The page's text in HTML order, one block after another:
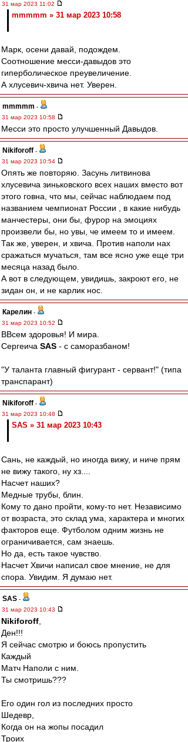
31 мар 2023 11:02
mmmmm » 31 мар 2023 10:58
Марк, осени давай, подождем.
Соотношение месси-давыдов это
гиперболическое преувеличение.
А хлусевич-хвича нет. Уверен.
mmmmm -
31 мар 2023 10:58
Месси это просто улучшенный Давыдов.
Nikiforoff -
31 мар 2023 10:54
Опять же повторяю. Засунь литвинова
хлусевича зиньковского всех наших вместо вот
этого говна, что мы, сейчас наблюдаем под
названием чемпионат России , в какие нибудь
манчестеры, они бы, фурор на эмоциях
произвели бы, но увы, че имеем то и имеем.
Так же, уверен, и хвича. Против наполи нах
сражаться мучаться, там все ясно уже еще три
месяца назад было.
А вот в следующем, увидишь, закроют его, не
зидан он, и не карлик нос.
Карелин -
31 мар 2023 10:52
ВВсем здоровья! И мира.
Сергеича SAS - с саморазбаном!
"У таланта главный фигурант - сервант!" (типа
транспарант)
Nikiforoff -
31 мар 2023 10:48
SAS » 31 мар 2023 10:43
Сань, не каждый, но иногда вижу, и ниче прям
не вижу такого, ну хз....
Насчет наших?
Медные трубы, блин.
Кому то дано пройти, кому-то нет. Независимо
от возраста, это склад ума, характера и многих
факторов еще. Футболом одним жизнь не
ограничивается, сам знаешь.
Но да, есть такое чувство.
Насчет Хвичи написал свое мнение, не для
спора. Увидим. Я думаю нет.
SAS -
31 мар 2023 10:43
Nikiforoff
Ден!!!
Я сейчас смотрю и боюсь пропустить
Каждый
Матч Наполи с ним.
Ты смотришь???
Его один гол из последних просто
Шедевр,
Когда он на жопы посадил
Троих